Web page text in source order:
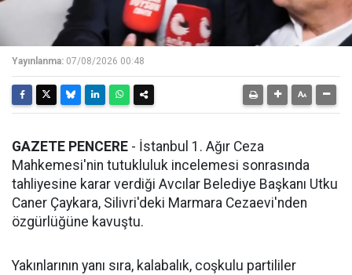
Yayınlanma: 07/08/2026 00:48
GAZETE PENCERE - İstanbul 1. Ağır Ceza
Mahkemesi'nin tutukluluk incelemesi sonrasında
tahliyesine karar verdiği Avcılar Belediye Başkanı Utku
Caner Çaykara, Silivri'deki Marmara Cezaevi'nden
özgürlüğüne kavuştu.
Yakınlarının yanı sıra, kalabalık, coşkulu partililer